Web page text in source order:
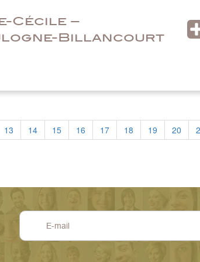
Cécile –
Billancourt
13 14 15 16 17 18 19 20